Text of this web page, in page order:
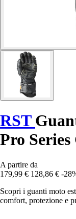
RST
Pro Series
A partire da
179,99 € 128,86 € -
Scopri i guanti moto
comfort, protezione e